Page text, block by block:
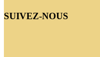
SUIVEZ-NOUS